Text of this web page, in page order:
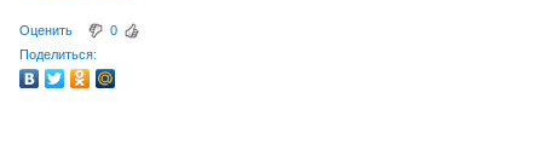
Оценить
0
Поделиться: